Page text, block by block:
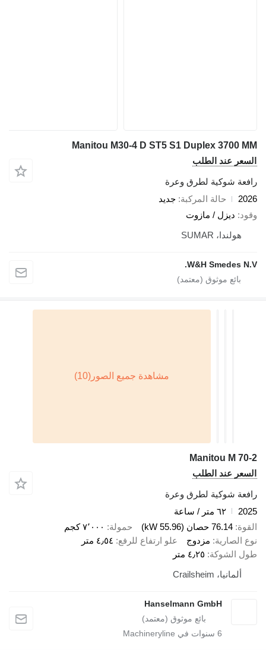
Manitou M30-4 D ST5 S1 Duplex 3700 MM
السعر عند الطلب
رافعة شوكية لطرق وعرة
2026
حالة المركبة جديد
وقود ديزل / مازوت
هولندا، SUMAR
W&H Smedes N.V.
Manitou M 70-2
السعر عند الطلب
رافعة شوكية لطرق وعرة
2025
٦٢ متر / ساعة
القوة 76.14 حصان (55.96 kW) حمولة
٧٬٠٠٠ كجم
نوع الصارية مزدوج علو ارتفاع للرفع ٤٫٥٤ متر
طول الشوكة ٤٫٢٥ متر
ألمانيا، Crailsheim
Hanselmann GmbH
6 سنوات في Machineryline